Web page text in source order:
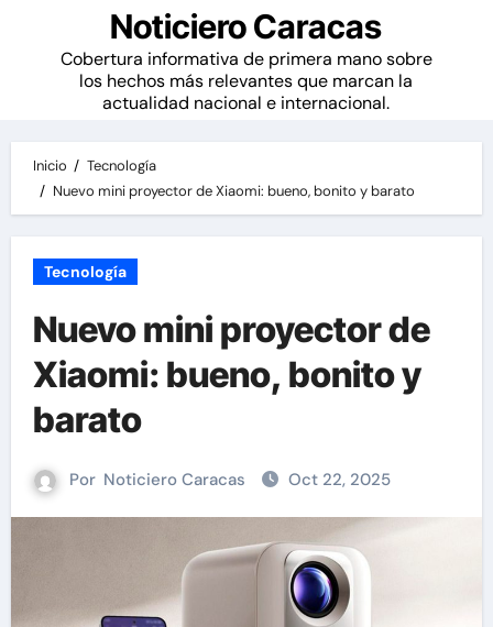
Noticiero Caracas
Cobertura informativa de primera mano sobre
los hechos más relevantes que marcan la
actualidad nacional e internacional.
Inicio
Tecnología
Nuevo mini proyector de Xiaomi: bueno, bonito y barato
Tecnología
Nuevo mini proyector de
Xiaomi: bueno, bonito y
barato
Por Noticiero Caracas Oct 22, 2025